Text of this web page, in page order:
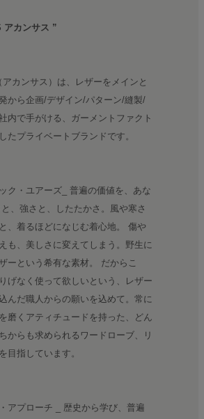
アカンサス ”
カンサス）は、レザーをメインと
から企画/デザイン/パターン/縫製/
内で手がける、ガーメントファクト
たプライベートブランドです。
ク・ユアーズ_ 普遍の価値を、あな
、強さと、したたかさ。風や寒さ
、着るほどになじむ着心地。 傷や
も、美しさに変えてしまう。野生に
ーという希有な素材。 だからこ
げなく使って欲しいという、レザー
んだ職人からの願いを込めて。常に
磨くアティチュードを持った、どん
からも求められるワードローブ、リ
目指しています。
アプローチ _ 歴史から学び、普遍